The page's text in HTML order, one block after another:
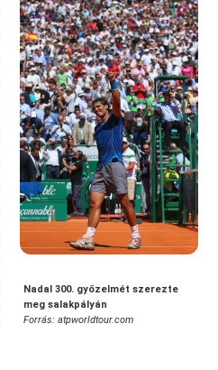
Nadal 300. győzelmét szerezte
meg salakpályán
Forrás: atpworldtour.com